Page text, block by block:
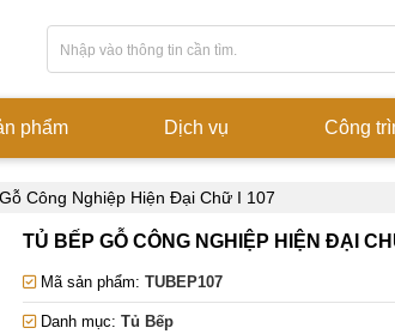
phẩm Dịch vụ Công
Công Nghiệp Hiện Đại Chữ I 107
TỦ BẾP GỖ CÔNG NGHIỆP HIỆN ĐẠI
Mã sản phẩm:TUBEP107
Danh mục:Tủ Bếp